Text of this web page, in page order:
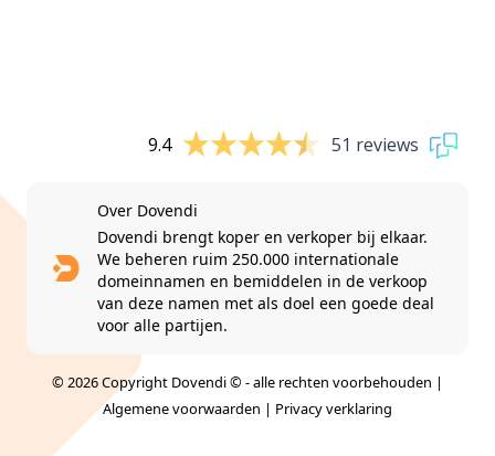
9.4 51 reviews
Over Dovendi
Dovendi brengt koper en verkoper bij elkaar.
We beheren ruim 250.000 internationale
domeinnamen en bemiddelen in de verkoop
van deze namen met als doel een goede deal
voor alle partijen.
© 2026 Copyright Dovendi © - alle rechten voorbehouden |
Algemene voorwaarden | Privacy verklaring